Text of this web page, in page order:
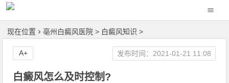
现在位置 亳州白癜风医院 > 白癜风知识 >
白癜风怎么及时控制?
发布时间：2021-01-21 11:08
A+